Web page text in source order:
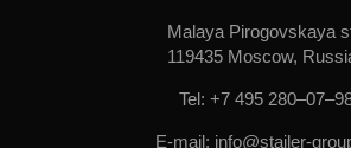
Malaya Pirogovskaya
119435 Moscow,
Tel: +7 495
E-mail: info@stailer-